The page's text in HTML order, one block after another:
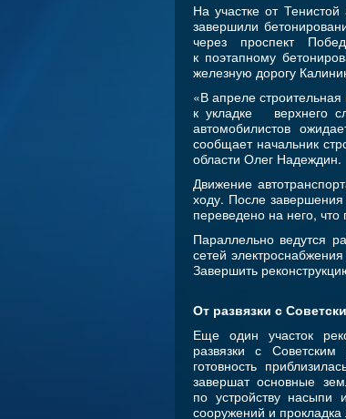
На участке от
завершили
через проспект
к поэтапному
железную дорогу
«В апреле
к укладке верхнего
автомобилистов
сообщает начальник
области Олег Надеждин.
Движение
ходу. После
переведено на него, что
Параллельно ведутся
сетей
Завершить
От развязки с
Еще один участок
развязки с
готовность
завершат основные
по устройству насыпи
сооружений и